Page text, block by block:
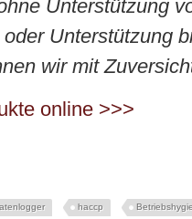
Unterstützung
Unterstützung
wir mit
online >>>
haccp